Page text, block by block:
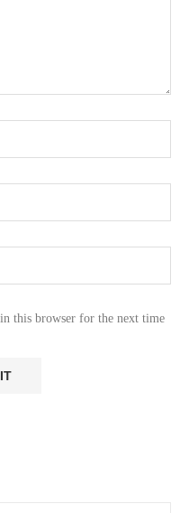
this browser for the next time